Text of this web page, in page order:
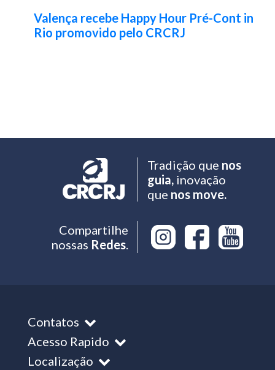
Valença recebe Happy Hour Pré-Cont in
Rio promovido pelo CRCRJ
Tradição que nos
guia,inovação
que nos move.
Compartilhe
nossas Redes.
Contatos
Acesso Rapido
Localização